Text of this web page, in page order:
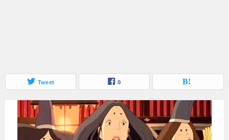
Tweet 0